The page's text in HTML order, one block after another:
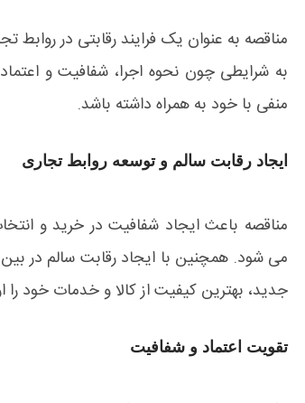
مناقصه به عنوان یک فرایند رقابتی در
به شرایطی چون نحوه اجرا، شفافیت و
منفی با خود به همراه داشته باشد.
ایجاد رقابت سالم و توسعه روابط تجاری
مناقصه باعث ایجاد شفافیت در خرید و
می شود. همچنین با ایجاد رقابت سالم در
جدید، بهترین کیفیت از کالا و خدمات خود را
تقویت اعتماد و شفافیت